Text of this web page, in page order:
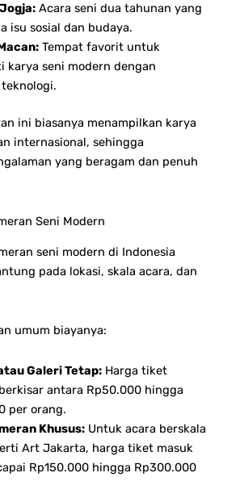
Acara seni dua tahunan yang
isu sosial dan budaya.
Tempat favorit untuk
karya seni modern dengan
ini biasanya menampilkan karya
internasional, sehingga
yang beragam dan penuh
Seni Modern
seni modern di Indonesia
pada lokasi, skala acara, dan
umum biayanya:
Galeri Tetap:Harga tiket
antara Rp50.000 hingga
per orang.
Khusus:Untuk acara berskala
Art Jakarta, harga tiket masuk
Rp150.000 hingga Rp300.000